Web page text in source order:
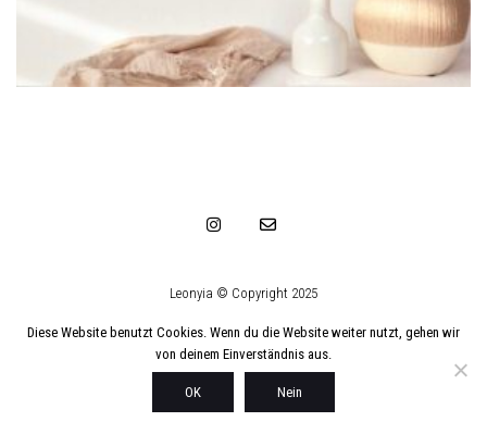
Leonyia © Copyright 2025
Diese Website benutzt Cookies. Wenn du die Website weiter nutzt, gehen wir
von deinem Einverständnis aus.
OK Nein